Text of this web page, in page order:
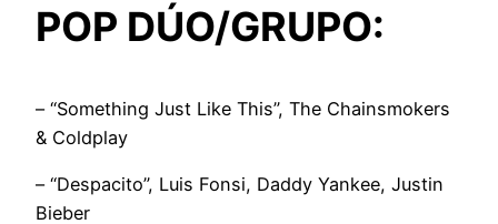
POP DÚO/GRUPO:
– “Something Just Like This”, The Chainsmokers
& Coldplay
– “Despacito”, Luis Fonsi, Daddy Yankee, Justin
Bieber